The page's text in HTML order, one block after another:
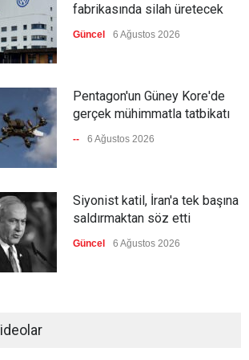
fabrikasında silah üretecek
Güncel 6 Ağustos 2026
Pentagon'un Güney Kore'de
gerçek mühimmatla tatbikatı
-- 6 Ağustos 2026
Siyonist katil, İran'a tek başına
saldırmaktan söz etti
Güncel 6 Ağustos 2026